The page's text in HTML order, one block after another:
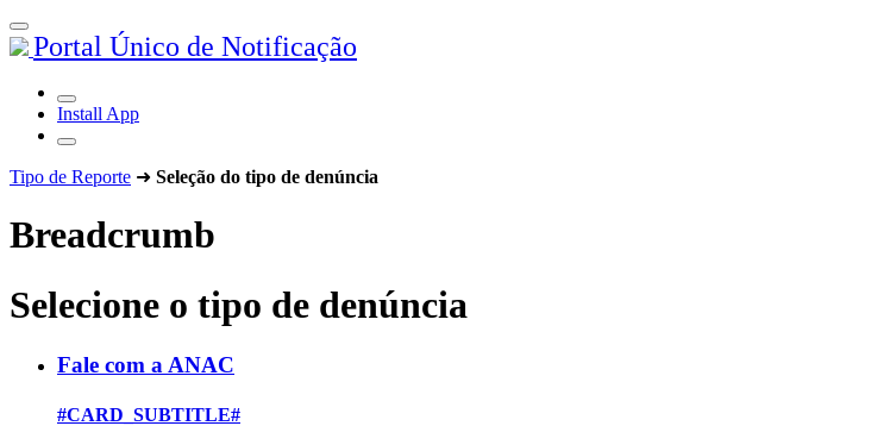
Portal Único de Notificação
Install App
Tipo de Reporte ➜ Seleção do tipo de denúncia
Breadcrumb
Selecione o tipo de denúncia
Fale com a ANAC
#CARD_SUBTITLE#